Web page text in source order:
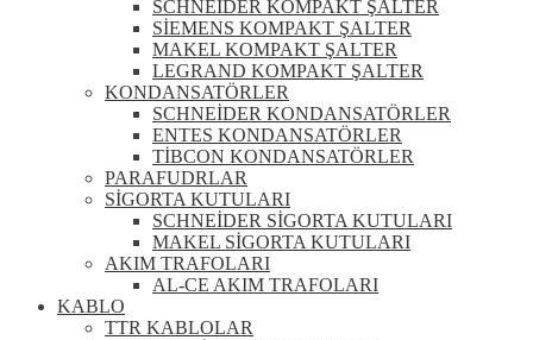
SCHNEİDER KOMPAKT ŞALTER
SİEMENS KOMPAKT ŞALTER
MAKEL KOMPAKT ŞALTER
LEGRAND KOMPAKT ŞALTER
KONDANSATÖRLER
SCHNEİDER KONDANSATÖRLER
ENTES KONDANSATÖRLER
TİBCON KONDANSATÖRLER
PARAFUDRLAR
SİGORTA KUTULARI
SCHNEİDER SİGORTA KUTULARI
MAKEL SİGORTA KUTULARI
AKIM TRAFOLARI
AL-CE AKIM TRAFOLARI
KABLO
TTR KABLOLAR